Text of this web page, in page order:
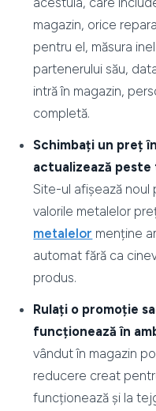
magazin, orice
pentru el, măsura
partenerului său,
intră în magazin,
completă.
Schimbați un preț
actualizează
Site-ul afișează
valorile metalelor
metalelor menține
automat fără ca
produs.
Rulați o promoție
funcționează în
vândut în magazin
reducere creat
funcționează și la